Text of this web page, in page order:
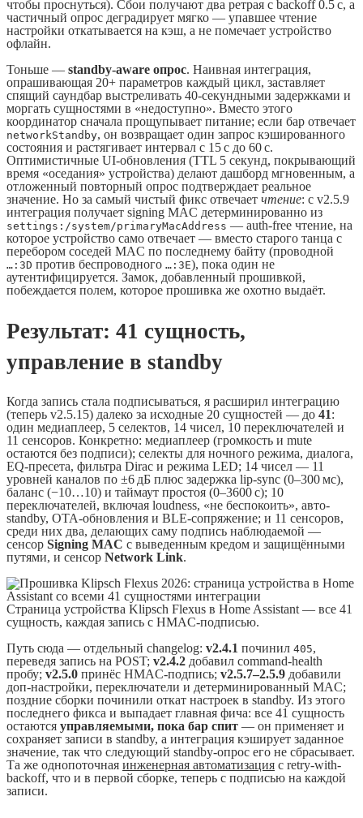
чтобы проснуться). Сбои получают два ретрая с backoff 0.5 с, а
частичный опрос деградирует мягко — упавшее чтение
настройки откатывается на кэш, а не помечает устройство
офлайн.
Тоньше — standby-aware опрос. Наивная интеграция,
опрашивающая 20+ параметров каждый цикл, заставляет
спящий саундбар выстреливать 40-секундными задержками и
моргать сущностями в «недоступно». Вместо этого
координатор сначала прощупывает питание; если бар отвечает
networkStandby, он возвращает один запрос кэшированного
состояния и растягивает интервал с 15 с до 60 с.
Оптимистичные UI-обновления (TTL 5 секунд, покрывающий
время «оседания» устройства) делают дашборд мгновенным, а
отложенный повторный опрос подтверждает реальное
значение. Но за самый чистый фикс отвечает чтение: с v2.5.9
интеграция получает signing MAC детерминированно из
settings:/system/primaryMacAddress — auth-free чтение, на
которое устройство само отвечает — вместо старого танца с
перебором соседей MAC по последнему байту (проводной
…:3D против беспроводного …:3E), пока один не
аутентифицируется. Замок, добавленный прошивкой,
побеждается полем, которое прошивка же охотно выдаёт.
Результат: 41 сущность,
управление в standby
Когда запись стала подписываться, я расширил интеграцию
(теперь v2.5.15) далеко за исходные 20 сущностей — до 41:
один медиаплеер, 5 селектов, 14 чисел, 10 переключателей и
11 сенсоров. Конкретно: медиаплеер (громкость и mute
остаются без подписи); селекты для ночного режима, диалога,
EQ-пресета, фильтра Dirac и режима LED; 14 чисел — 11
уровней каналов по ±6 дБ плюс задержка lip-sync (0–300 мс),
баланс (−10…10) и таймаут простоя (0–3600 с); 10
переключателей, включая loudness, «не беспокоить», авто-
standby, OTA-обновления и BLE-сопряжение; и 11 сенсоров,
среди них два, делающих саму подпись наблюдаемой —
сенсор Signing MAC с выведенным кредом и защищёнными
путями, и сенсор Network Link.
Страница устройства Klipsch Flexus в Home Assistant — все 41
сущность, каждая запись с HMAC-подписью.
Путь сюда — отдельный changelog: v2.4.1 починил 405,
переведя запись на POST; v2.4.2 добавил command-health
пробу; v2.5.0 принёс HMAC-подпись; v2.5.7–2.5.9 добавили
доп-настройки, переключатели и детерминированный MAC;
поздние сборки починили откат настроек в standby. Из этого
последнего фикса и выпадает главная фича: все 41 сущность
остаются управляемыми, пока бар спит — он применяет и
сохраняет записи в standby, а интеграция кэширует заданное
значение, так что следующий standby-опрос его не сбрасывает.
Та же однопоточная инженерная автоматизация с retry-with-
backoff, что и в первой сборке, теперь с подписью на каждой
записи.